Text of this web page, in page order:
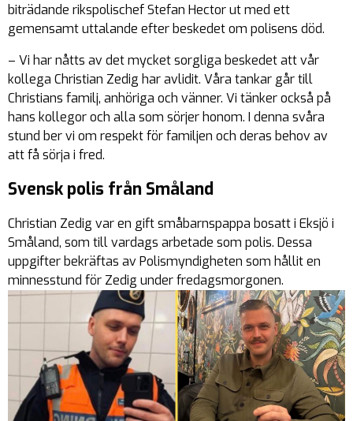
biträdande rikspolischef Stefan Hector ut med ett
gemensamt uttalande efter beskedet om polisens död.
– Vi har nåtts av det mycket sorgliga beskedet att vår
kollega Christian Zedig har avlidit. Våra tankar går till
Christians familj, anhöriga och vänner. Vi tänker också på
hans kollegor och alla som sörjer honom. I denna svåra
stund ber vi om respekt för familjen och deras behov av
att få sörja i fred.
Svensk polis från Småland
Christian Zedig var en gift småbarnspappa bosatt i Eksjö i
Småland, som till vardags arbetade som polis. Dessa
uppgifter bekräftas av Polismyndigheten som hållit en
minnesstund för Zedig under fredagsmorgonen.